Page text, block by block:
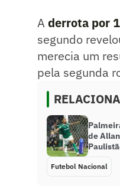
Aderrota por
segundo
merecia um
pela segunda
de
Futebol Nacional